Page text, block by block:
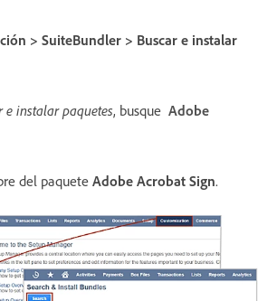
> SuiteBundler > Buscar e instalar
e instalar paquetes, busque Adobe
del paquete Adobe Acrobat Sign.